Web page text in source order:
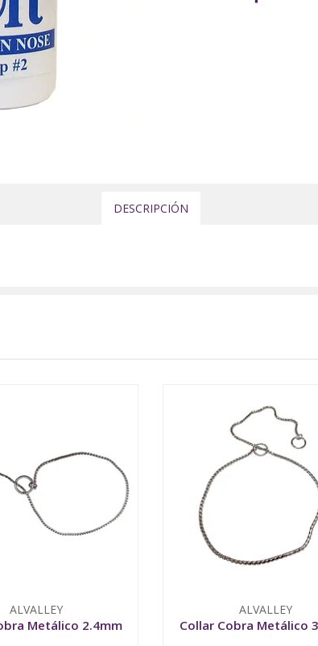
DESCRIPCIÓN
ALVALLEY
Metálico 2.4mm
ALVALLEY
Collar Cobra Metálico